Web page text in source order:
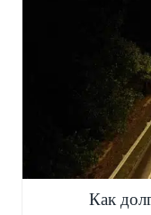
Как